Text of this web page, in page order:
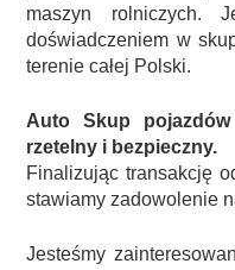
maszyn rolniczych.
doświadczeniem w
terenie całej Polski.
Auto Skup
rzetelny i bezpieczny.
Finalizując transakcję
stawiamy zadowolenie
Jesteśmy